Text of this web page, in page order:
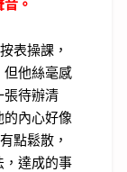
。
表操課，
但他絲毫感
張待辦清
的內心好像
點鬆散，
，達成的事